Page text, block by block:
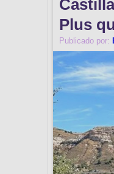
Plus
Publicado por: